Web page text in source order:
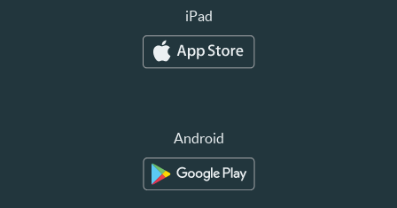
iPad
Android